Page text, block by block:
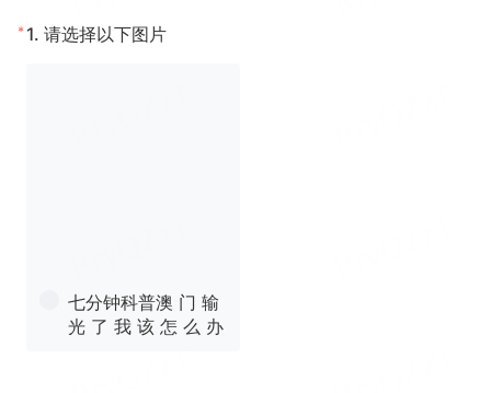
* 1. 请选择以下图片
七分钟科普澳 门 输
光 了 我 该 怎 么 办